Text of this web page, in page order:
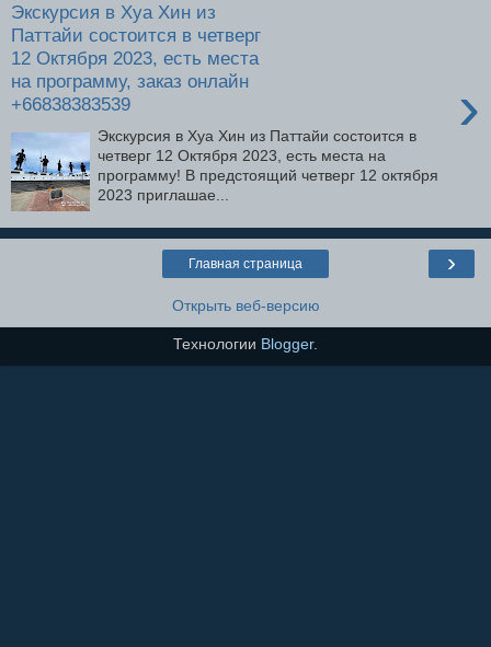
Экскурсия в Хуа Хин из
Паттайи состоится в четверг
12 Октября 2023, есть места
на программу, заказ онлайн
+66838383539
›
Экскурсия в Хуа Хин из Паттайи состоится в
четверг 12 Октября 2023, есть места на
программу! В предстоящий четверг 12 октября
2023 приглашае...
›
Главная страница
Открыть веб-версию
Технологии Blogger.